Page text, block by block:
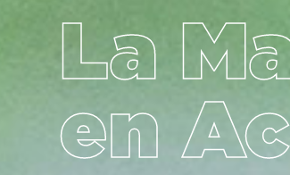
La
en